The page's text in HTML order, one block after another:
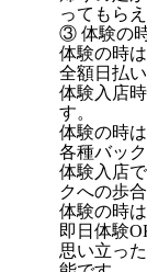
ってもらえ
③ 体験の
体験の時
全額日払い
体験入店
す。
体験の時
各種バッ
体験入店
クへの歩
体験の時
即日体験
思い立っ